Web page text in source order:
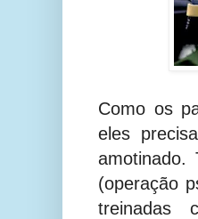
Como os
eles
(operação
treinadas